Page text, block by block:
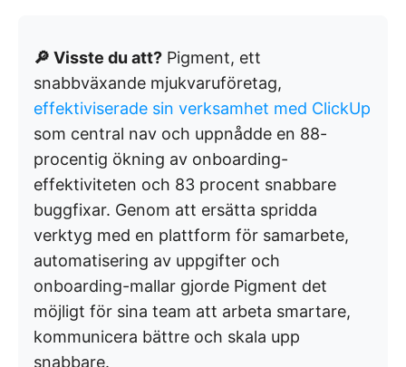
🔎 Visste du att? Pigment, ett
snabbväxande mjukvaruföretag,
effektiviserade sin verksamhet med ClickUp
som central nav och uppnådde en 88-
procentig ökning av onboarding-
effektiviteten och 83 procent snabbare
buggfixar. Genom att ersätta spridda
verktyg med en plattform för samarbete,
automatisering av uppgifter och
onboarding-mallar gjorde Pigment det
möjligt för sina team att arbeta smartare,
kommunicera bättre och skala upp
snabbare.